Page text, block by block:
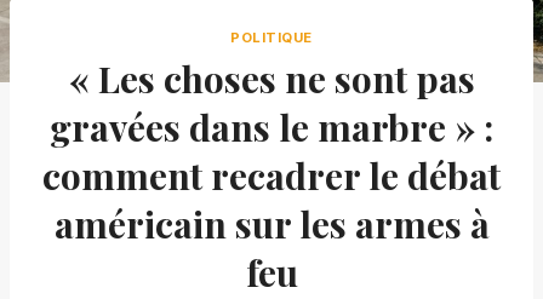
POLITIQUE
« Les choses ne sont pas
gravées dans le marbre » :
comment recadrer le débat
américain sur les armes à
feu